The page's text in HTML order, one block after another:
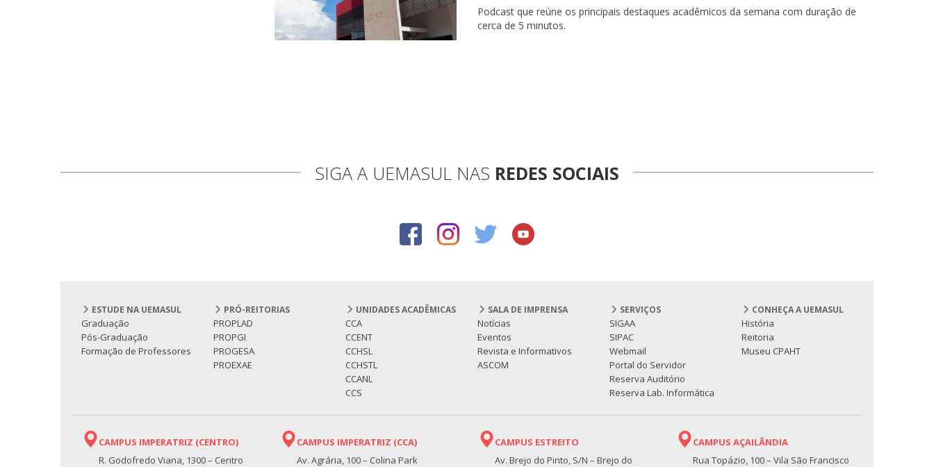
Podcast que reúne os principais destaques acadêmicos da semana com duração de
cerca de 5 minutos.
SIGA A UEMASUL NAS REDES SOCIAIS
ESTUDE NA UEMASUL
Graduação
Pós-Graduação
Formação de Professores
PRÓ-REITORIAS
PROPLAD
PROPGI
PROGESA
PROEXAE
UNIDADES ACADÊMICAS
CCA
CCENT
CCHSL
CCHSTL
CCANL
CCS
SALA DE IMPRENSA
Notícias
Eventos
Revista e Informativos
ASCOM
SERVIÇOS
SIGAA
SIPAC
Webmail
Portal do Servidor
Reserva Auditório
Reserva Lab. Informática
CONHEÇA A UEMASUL
História
Reitoria
Museu CPAHT
CAMPUS IMPERATRIZ (CENTRO)
R. Godofredo Viana, 1300 – Centro
CAMPUS IMPERATRIZ (CCA)
Av. Agrária, 100 – Colina Park
CAMPUS ESTREITO
Av. Brejo do Pinto, S/N – Brejo do
CAMPUS AÇAILÂNDIA
Rua Topázio, 100 – Vila São Francisco